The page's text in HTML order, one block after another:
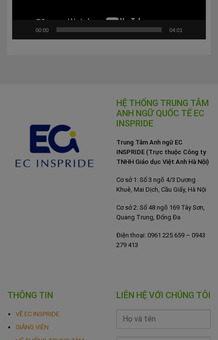
00:00 04:01
HỆ THỐNG TRUNG TÂM
ANH NGỮ QUỐC TẾ EC
INSPRIDE
Trung Tâm Anh ngữ EC
INSPRIDE (Trực thuộc Công ty
TNHH Giáo dục Việt Anh Hà Nội)
Cơ sở 1: Số 3 ngõ 4/3 Dương
Khuê, Mai Dịch, Cầu Giấy, Hà Nội
Cơ sở 2: Số 48 ngõ 169 Tây Sơn,
Quang Trung, Đống Đa
Điện thoại: 0961 225 659 – 0943
279 413
THÔNG TIN
VỀ EC INSPRIDE
GIẢNG VIÊN
LIÊN HỆ VỚI CHÚNG TÔI